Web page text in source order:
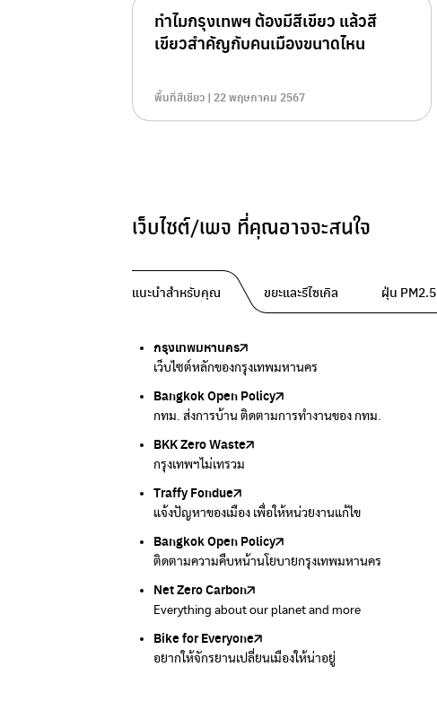
ทำไมกรุงเทพฯ ต้องมีสีเขียว แล้วสี
เขียวสำคัญกับคนเมืองขนาดไหน
พื้นที่สีเขียว | 22 พฤษภาคม 2567
เว็บไซต์/เพจ ที่คุณอาจจะสนใจ
แนะนำสำหรับคุณ ขยะและรีไซเคิล ฝุ่น PM2.5
กรุงเทพมหานคร
เว็บไซต์หลักของกรุงเทพมหานคร
Bangkok Open Policy
กทม. ส่งการบ้าน ติดตามการทำงานของ กทม.
BKK Zero Waste
กรุงเทพฯไม่เทรวม
Traffy Fondue
แจ้งปัญหาของเมือง เพื่อให้หน่วยงานแก้ไข
Bangkok Open Policy
ติดตามความคืบหน้านโยบายกรุงเทพมหานคร
Net Zero Carbon
Everything about our planet and more
Bike for Everyone
อยากให้จักรยานเปลี่ยนเมืองให้น่าอยู่
Traffy Fondue
แจ้งปัญหาขยะ เพื่อให้หน่วยงานแก้ไข
CHULA Zero Waste
จัดการขยะภายในพื้นที่อย่างเป็นระบบ
กรมควบคุมมลพิษ
แหล่งข้อมูลเกี่ยวกับมาตรฐานคุณภาพอากาศ น้ำ และเสียง
Recycle day
Platform เปลี่ยนพฤติกรรมการแยกขยะ
WASTE BUY delivery
รับซื้อขยะถึงบ้าน
Green map
แผนที่เกี่ยวกับการแยกขยะแบบครบจบในที่เดียว
Traffy Fondue
แจ้งปัญหาฝุ่น เพื่อให้หน่วยงานแก้ไข
กรมควบคุมมลพิษ
แหล่งข้อมูลเกี่ยวกับมาตรฐานคุณภาพอากาศ น้ำ และเสียง
Greenpeace
มูลนิธิสภาประชาชนเพื่อสิ่งแวดล้อม
Bangkok Trees
ความคืบหน้าโครงการต้นไม้ล้านต้น
Thai Green Urban (TGU)
ระบบฐานข้อมูลด้านสิ่งแวดล้อมและพื้นที่สีเขียว
กระทรวงทรัพยากรธรรมชาติและสิ่งแวดล้อม
กรมส่งเสริมคุณภาพและสิ่งแวดล้อม
DCCE
กรมการเปลี่ยนแปลงสภาพภูมิอากาศและสิ่งแวดล้อม
Greenpeace
มูลนิธิสภาประชาชนเพื่อสิ่งแวดล้อม
Carbon Footprint Thailand
เรียนรู้เครื่องมือคำนวณคาร์บอนฟุตพริ้นท์
EJF Thailand
Environmental Justice Foundation Thailand